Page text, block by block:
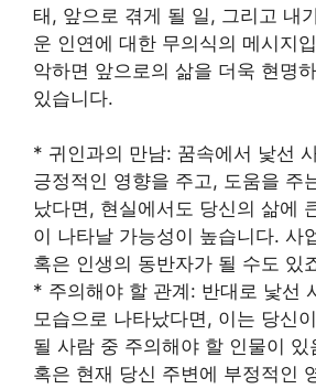
태, 앞으로 겪게 될 일, 그리고 내
운 인연에 대한 무의식의 메시지
악하면 앞으로의 삶을 더욱 현명
있습니다.
* 귀인과의 만남: 꿈속에서 낯선
긍정적인 영향을 주고, 도움을 주
났다면, 현실에서도 당신의 삶에
이 나타날 가능성이 높습니다. 사
혹은 인생의 동반자가 될 수도 있
* 주의해야 할 관계: 반대로 낯선
모습으로 나타났다면, 이는 당신
될 사람 중 주의해야 할 인물이 있
혹은 현재 당신 주변에 부정적인